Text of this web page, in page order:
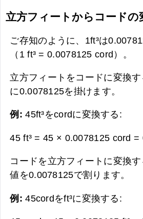
立方フィートからコードの
ご存知のように、1ft³は
（1 ft³ = 0.0078125 cord）。
立方フィートをコードに変換
に0.0078125を掛けます。
例:45ft³をcordに変換する:
45 ft³ = 45 × 0.0078125 cord =
コードを立方フィートに変換
値を0.0078125で割ります。
例:45cordをft³に変換する: